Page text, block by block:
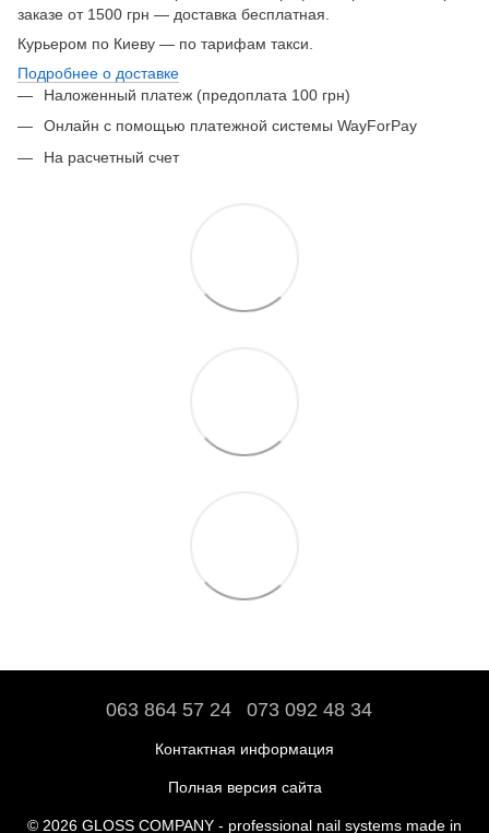
заказе от 1500 грн — доставка бесплатная.
Курьером по Киеву — по тарифам такси.
Подробнее о доставке
Наложенный платеж (предоплата 100 грн)
Онлайн с помощью платежной системы WayForPay
На расчетный счет
063 864 57 24 073 092 48 34
Контактная информация
Полная версия сайта
© 2026 GLOSS COMPANY - professional nail systems made in